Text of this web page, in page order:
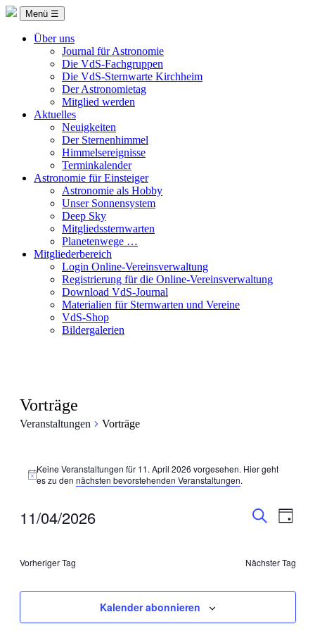
Menü ☰
Über uns
Journal für Astronomie
Die VdS-Fachgruppen
Die VdS-Sternwarte Kirchheim
Der Astronomietag
Mitglied werden
Aktuelles
Neuigkeiten
Der Sternenhimmel
Himmelsereignisse
Terminkalender
Astronomie für Einsteiger
Astronomie als Hobby
Unser Sonnensystem
Deep Sky
Mitgliedssternwarten
Planetenwege …
Mitgliederbereich
Login Online-Vereinsverwaltung
Registrierung für die Online-Vereinsverwaltung
Download VdS-Journal
Materialien für Sternwarten und Vereine
VdS-Shop
Bildergalerien
Vorträge
Veranstaltungen Vorträge
für
April
Hinweis
Keine Veranstaltungen für 11. April 2026 vorgesehen. Hier geht
es zu den nächsten bevorstehenden Veranstaltungen.
Tag
11/04/2026
Vorheriger Tag
Nächster Tag
Kalender abonnieren